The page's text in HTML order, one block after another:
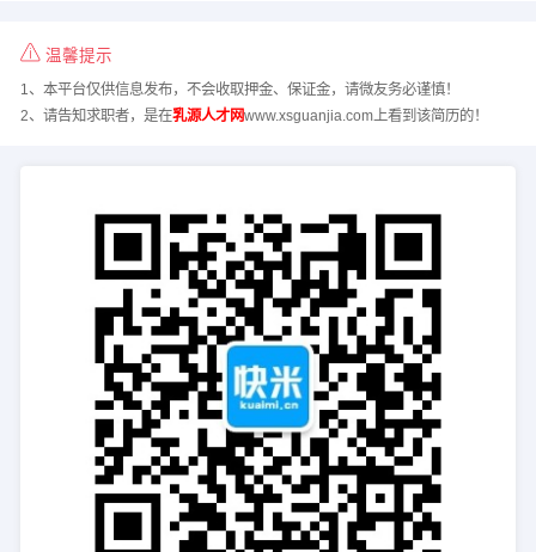
温馨提示
1、本平台仅供信息发布，不会收取押金、保证金，请微友务必谨慎！
2、请告知求职者，是在乳源人才网www.xsguanjia.com上看到该简历的！